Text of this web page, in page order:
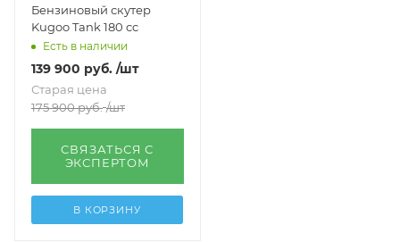
Бензиновый скутер
Kugoo Tank 180 cc
Есть в наличии
139 900 руб. /шт
Старая цена
175 900руб. /шт
СВЯЗАТЬСЯ С
ЭКСПЕРТОМ
В КОРЗИНУ